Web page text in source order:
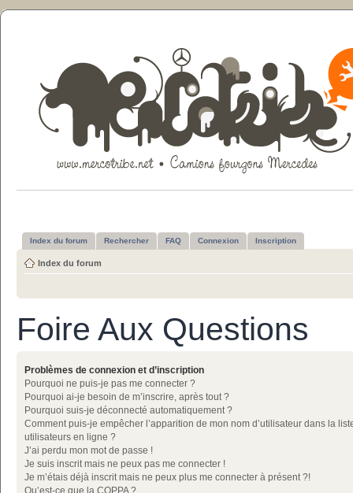
Index du forum Rechercher FAQ Connexion Inscription
Index du forum
Foire Aux Questions
Problèmes de connexion et d’inscription
Pourquoi ne puis-je pas me connecter ?
Pourquoi ai-je besoin de m’inscrire, après tout ?
Pourquoi suis-je déconnecté automatiquement ?
Comment puis-je empêcher l’apparition de mon nom d’utilisateur dans la
utilisateurs en ligne ?
J’ai perdu mon mot de passe !
Je suis inscrit mais ne peux pas me connecter !
Je m’étais déjà inscrit mais ne peux plus me connecter à présent ?!
Qu’est-ce que la COPPA ?